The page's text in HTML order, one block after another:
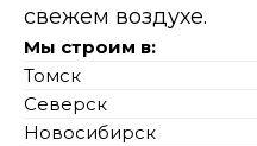
свежем воздухе.
Мы строим в:
Томск
Северск
Новосибирск